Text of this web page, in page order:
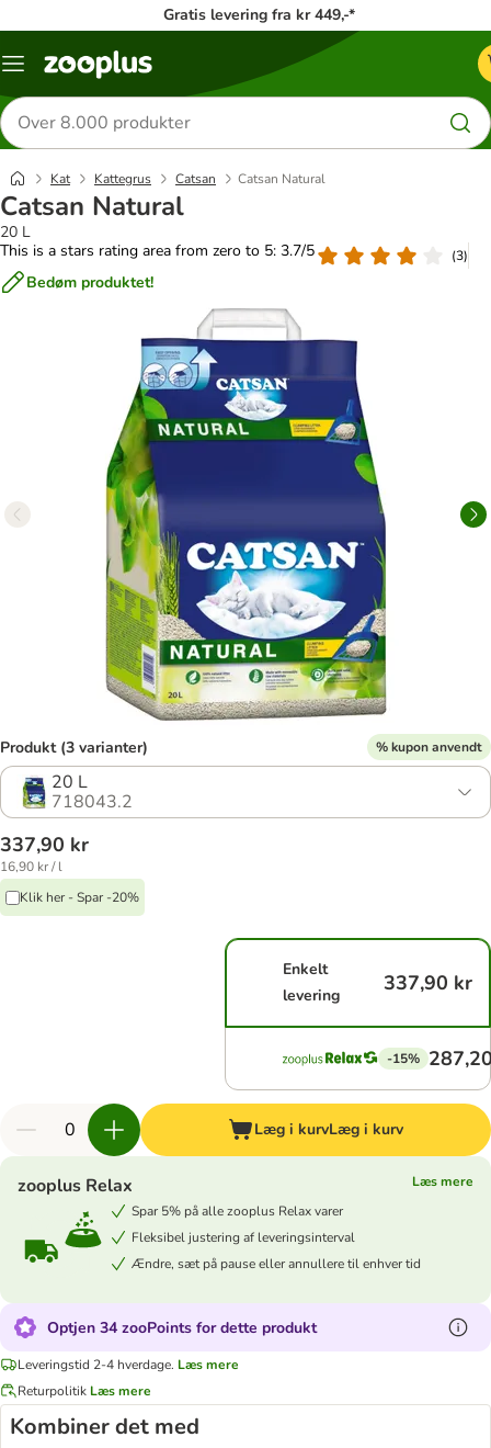
Gratis levering fra kr 449,-*
Menu
Søg
efter
produkter
Kat Kattegrus Catsan Catsan Natural
Catsan Natural
20 L
This is a stars rating area from zero to 5: 3.7/5
(3)
Bedøm produktet!
Produkt (3 varianter) % kupon anvendt
20 L
718043.2
337,90 kr
16,90 kr / l
Klik her - Spar -20%
Enkelt
levering
337,90 kr
-15%
Læg i kurvLæg i kurv
zooplus Relax
Læs mere
Spar 5% på alle zooplus Relax varer
Fleksibel justering af leveringsinterval
Ændre, sæt på pause eller annullere til enhver tid
Optjen 34 zooPoints for dette produkt
Leveringstid 2-4 hverdage. Læs mere
Returpolitik Læs mere
Kombiner det med